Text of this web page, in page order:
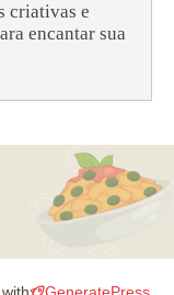
criativas e
encantar sua